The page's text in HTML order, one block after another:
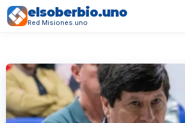
elsoberbio.uno
Red Misiones.uno